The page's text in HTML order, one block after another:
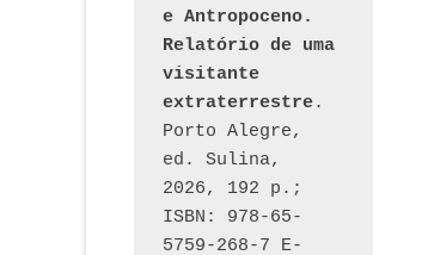
e Antropoceno.
Relatório de uma
visitante
extraterrestre.
Porto Alegre,
ed. Sulina,
2026, 192 p.;
ISBN: 978-65-
5759-268-7 E-